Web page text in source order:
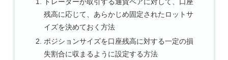
トレーダーが取引する通貨ペアに対して、口座
残高に応じて、あらかじめ固定されたロットサ
イズを決めておく方法
ポジションサイズを口座残高に対する一定の損
失割合に収まるように設定する方法